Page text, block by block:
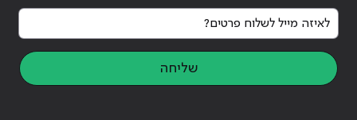
לאיזה מייל לשלוח פרטים?
שליחה